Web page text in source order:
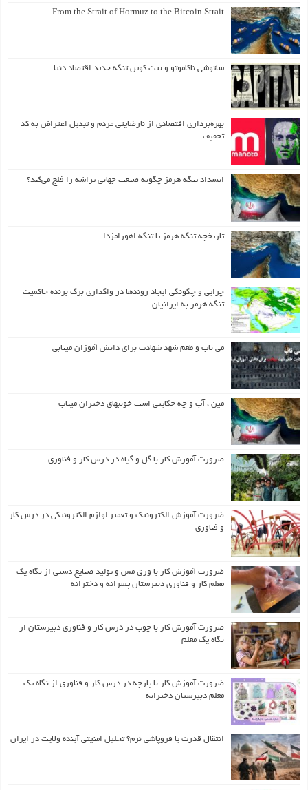
From the Strait of Hormuz to the Bitcoin Strait
ساتوشی ناکاموتو و بیت کوین تنگه جدید اقتصاد دنیا
بهره‌برداری اقتصادی از نارضایتی مردم و تبدیل اعتراض به کد
تخفیف
انسداد تنگه هرمز چگونه صنعت جهانی تراشه را فلج می‌کند؟
تاریخچه تنگه هرمز یا تنگه اهورامزدا
چرایی و چگونگی ایجاد روندها در واگذاری برگ برنده حاکمیت
تنگه هرمز به ایرانیان
می ناب و طعم شهد شهادت برای دانش آموزان مینابی
مین ، آب و چه حکایتی است خونبهای دختران میناب
ضرورت آموزش کار با گل و گیاه در درس کار و فناوری
ضرورت آموزش الکترونیک و تعمیر لوازم الکترونیکی در درس کار
و فناوری
ضرورت آموزش کار با ورق مس و تولید صنایع دستی از نگاه یک
معلم کار و فناوری دبیرستان پسرانه و دخترانه
ضرورت آموزش کار با چوب در درس کار و فناوری دبیرستان از
نگاه یک معلم
ضرورت آموزش کار با پارچه در درس کار و فناوری از نگاه یک
معلم دبیرستان دخترانه
انتقال قدرت یا فروپاشی نرم؟ تحلیل امنیتی آینده ولایت در ایران